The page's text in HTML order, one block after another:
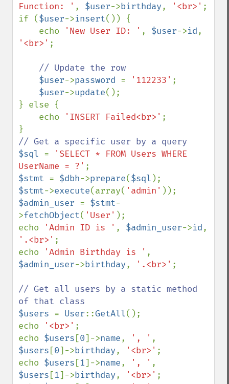
Function: ' , $user->birthday, '<br>' ;
if ($user->insert()) {
    echo
'New User ID: ' , $user->id
'<br>' ;
// Update the row
$user->password = '112233' ;
$user->update();
} else {
    echo
'INSERT Failed<br>' ;
$sql =
'SELECT * FROM Users WHERE
UserName = ?'
$stmt = $dbh->prepare($sql
$stmt->execute(array( 'admin'
$admin_user = $stmt-
>fetchObject( 'User' );
echo
'Admin ID is ' , $admin_user->id
'.<br>' ;
echo
'Admin Birthday is '
$admin_user->birthday, '.<br>' ;
// Get all users by a static method
$users = User::GetAll();
echo
'<br>' ;
echo $users [0]->name, ', '
$users [0]->birthday, '<br>' ;
echo $users [1]->name, ', '
$users [1]->birthday, '<br>' ;